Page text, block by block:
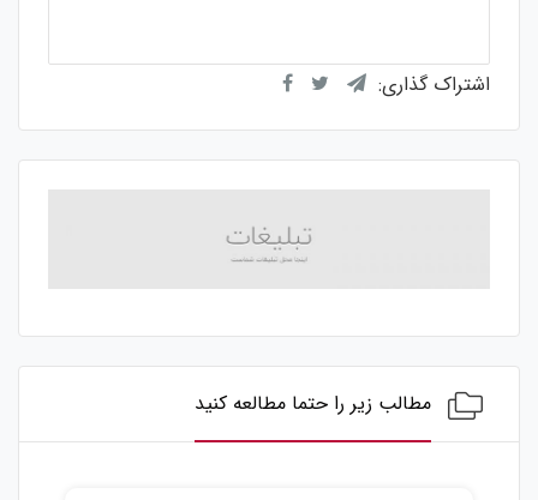
اشتراک گذاری:
مطالب زیر را حتما مطالعه کنید